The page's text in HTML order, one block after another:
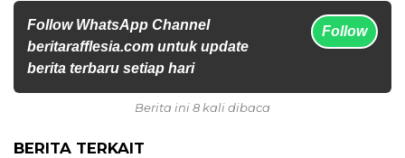
Follow WhatsApp Channel
beritarafflesia.com untuk update
berita terbaru setiap hari
Follow
Berita ini 8 kali dibaca
BERITA TERKAIT